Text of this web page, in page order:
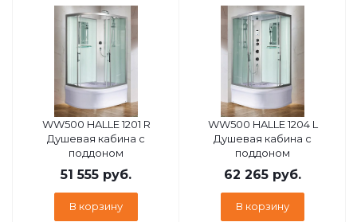
WW500 HALLE 1201 R
Душевая кабина с
поддоном
51 555 руб.
В корзину
WW500 HALLE 1204 L
Душевая кабина с
поддоном
62 265 руб.
В корзину